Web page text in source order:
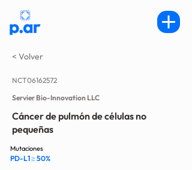
< Volver
NCT06162572
Servier Bio-Innovation LLC
Cáncer de pulmón de células no
pequeñas
PD-L1 ≥ 50%
Mutaciones